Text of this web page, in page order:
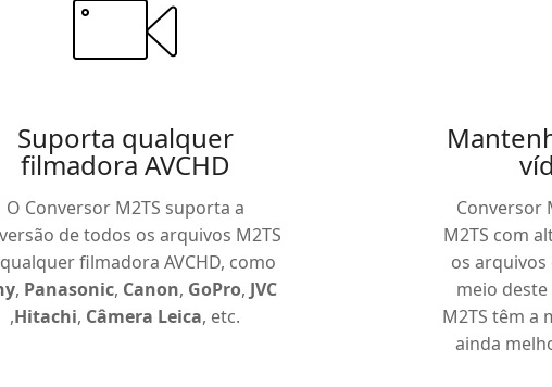
Suporta qualquer
filmadora AVCHD
O Conversor M2TS suporta a
de todos os arquivos M2TS
filmadora AVCHD, como
, Panasonic, Canon, GoPro, JVC
,Hitachi, Câmera Leica, etc.
Conversor
M2TS com
os
meio
M2TS têm a
ainda